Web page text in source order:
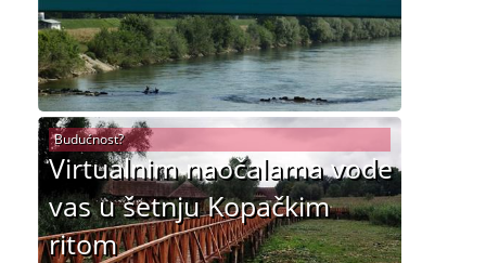
Virtualnim naočalama vode
vas u šetnju Kopačkim
ritom
Budućnost?